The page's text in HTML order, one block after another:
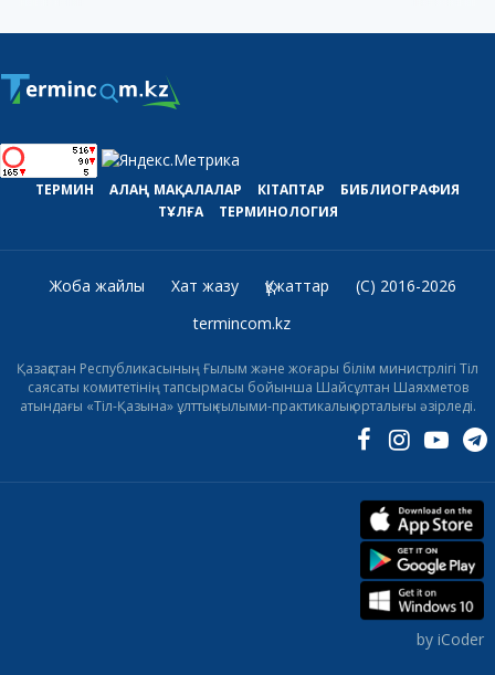
ТЕРМИН АЛАҢ МАҚАЛАЛАР КІТАПТАР
БИБЛИОГРАФИЯ
ТҰЛҒА
ТЕРМИНОЛОГИЯ
Жоба жайлы Хат жазу Құжаттар
(C) 2016-2026
termincom.kz
Қазақстан Республикасының Ғылым және жоғары білім министрлігі Тіл
саясаты комитетінің тапсырмасы бойынша Шайсұлтан Шаяхметов
атындағы «Тіл-Қазына» ұлттық ғылыми-практикалық орталығы әзірледі.
by iCoder